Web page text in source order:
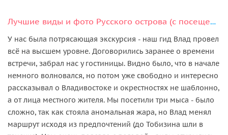
Лучшие виды и фото Русского острова (с посещением мыса Тобизина)
У нас была потрясающая экскурсия - наш гид Влад провел
всё на высшем уровне. Договорились заранее о времени
встречи, забрал нас у гостиницы. Видно было, что в начале
немного волновался, но потом уже свободно и интересно
рассказывал о Владивостоке и окрестностях не шаблонно,
а от лица местного жителя. Мы посетили три мыса - было
сложно, так как стояла аномальная жара, но Влад менял
маршрут исходя из предпочтений (до Тобизина шли в